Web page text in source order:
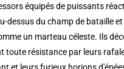
équipés de puissants
dessus du champ de bataille
un marteau céleste. Ils
toute résistance par leurs
et leurs furieux horions